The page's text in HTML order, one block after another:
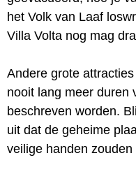
het Volk van Laaf
Villa Volta nog mag
Andere grote
nooit lang meer duren
beschreven worden.
uit dat de geheime
veilige handen zouden